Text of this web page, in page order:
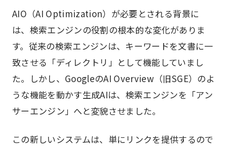
AIO（AI Optimization）が必要とされる背景に
は、検索エンジンの役割の根本的な変化がありま
す。従来の検索エンジンは、キーワードを文書に一
致させる「ディレクトリ」として機能していまし
た。しかし、GoogleのAI Overview（旧SGE）のよ
うな機能を動かす生成AIは、検索エンジンを「アン
サーエンジン」へと変貌させました。
この新しいシステムは、単にリンクを提供するので